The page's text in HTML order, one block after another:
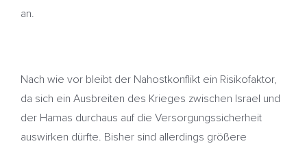
an.
Nach wie vor bleibt der Nahostkonflikt ein Risikofaktor,
da sich ein Ausbreiten des Krieges zwischen Israel und
der Hamas durchaus auf die Versorgungssicherheit
auswirken dürfte. Bisher sind allerdings größere